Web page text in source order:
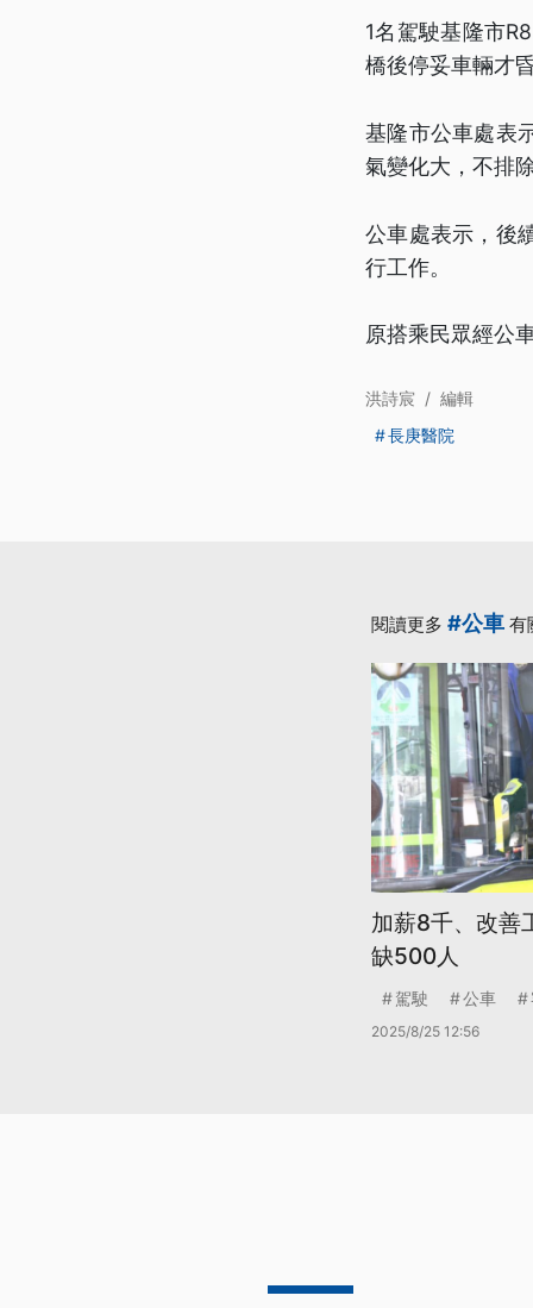
1名駕駛基隆市
橋後停妥車輛才
基隆市公車處表
氣變化大，不排
公車處表示，後
行工作。
原搭乘民眾經公
洪詩宸 / 編輯
長庚醫院
閱讀更多 #公車 有
加薪8千、改善
缺500人
駕駛 公車
2025/8/25 12:56